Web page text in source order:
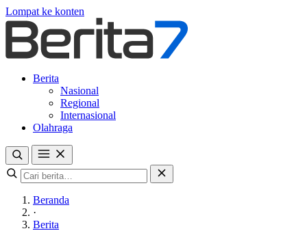
Lompat ke konten
Berita
Nasional
Regional
Internasional
Olahraga
Beranda
·
Berita